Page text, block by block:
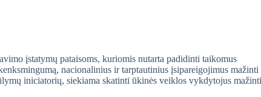
įstatymų pataisoms, kuriomis nutarta padidinti taikomus
nacionalinius ir tarptautinius įsipareigojimus mažinti
iniciatorių, siekiama skatinti ūkinės veiklos vykdytojus mažinti